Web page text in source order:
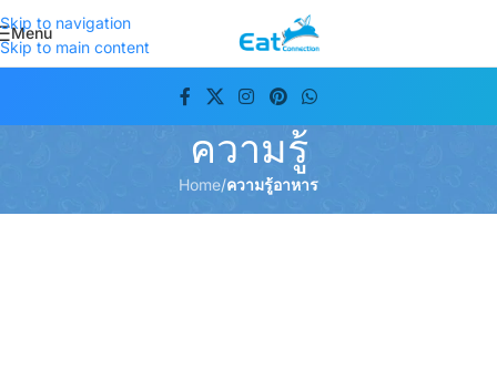
Skip to navigation
Skip to main content
Menu
ความรู้
Home/ความรู้อาหาร